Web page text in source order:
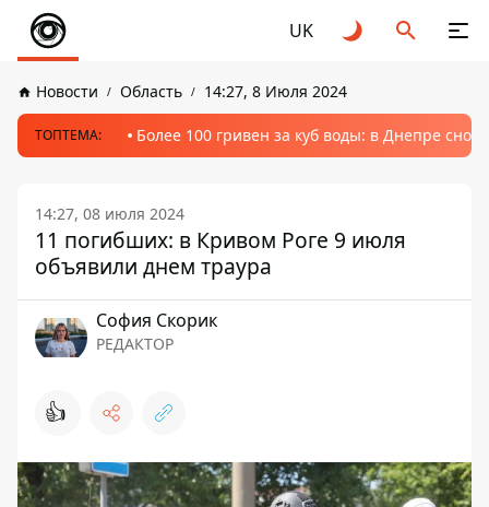
UK
Новости Область 14:27, 8 Июля 2024
ТОПТЕМА: Более 100 гривен за куб воды: в Днепре
14:27, 08 июля 2024
11 погибших: в Кривом Роге 9 июля
объявили днем ​​траура
София Скорик
РЕДАКТОР
👍